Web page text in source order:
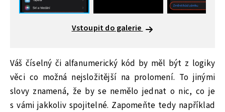
Vstoupit do galerie
Váš číselný či alfanumerický kód by měl být z logiky
věci co možná nejsložitější na prolomení. To jinými
slovy znamená, že by se nemělo jednat o nic, co je
s vámi jakkoliv spojitelné. Zapomeňte tedy například